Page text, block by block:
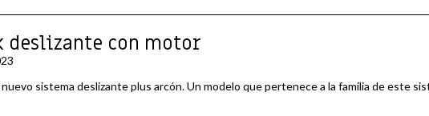
deslizante con motor
sistema deslizante plus arcón. Un modelo que pertenece a la familia de este